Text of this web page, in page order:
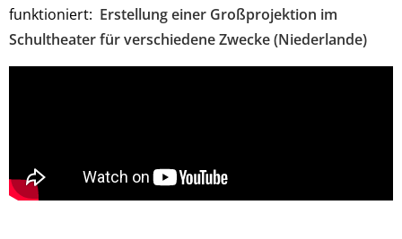
funktioniert: Erstellung einer Großprojektion im
Schultheater für verschiedene Zwecke (Niederlande)